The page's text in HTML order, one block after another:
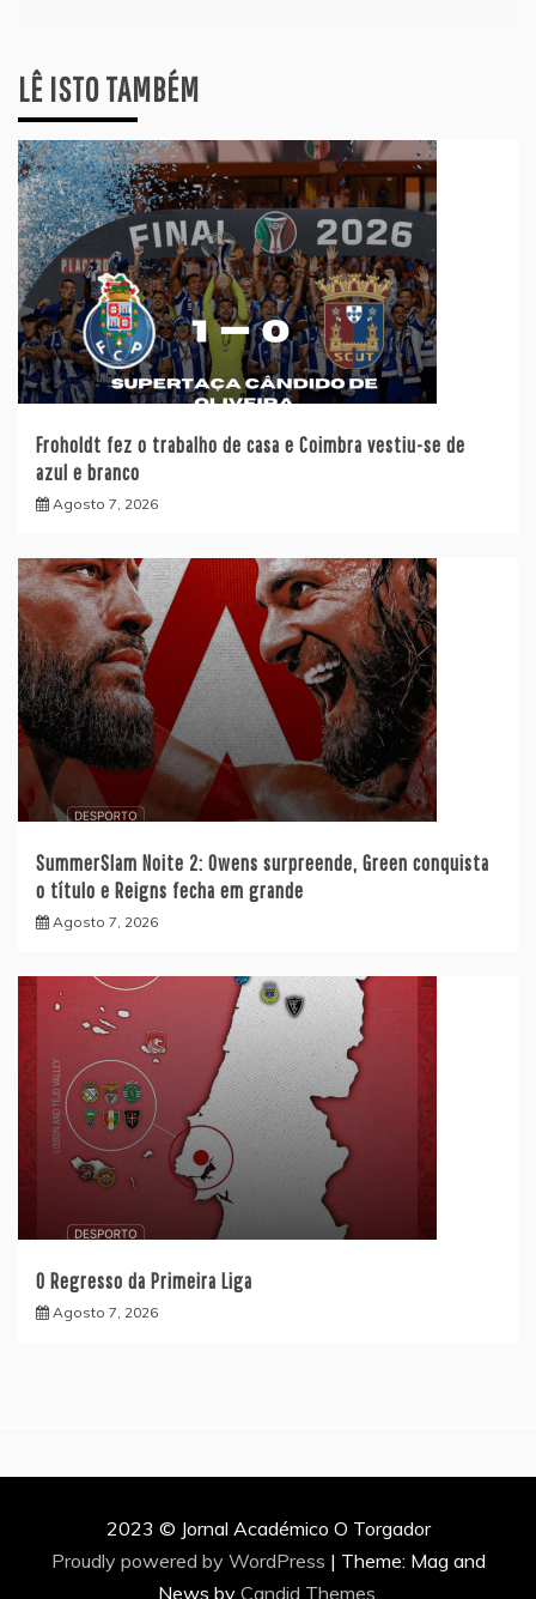
LÊ ISTO TAMBÉM
Froholdt fez o trabalho de casa e Coimbra vestiu-se de
azul e branco
Agosto 7, 2026
SummerSlam Noite 2: Owens surpreende, Green conquista
o título e Reigns fecha em grande
Agosto 7, 2026
O Regresso da Primeira Liga
Agosto 7, 2026
2023 © Jornal Académico O Torgador
Proudly powered by WordPress | Theme: Mag and
News by Candid Themes